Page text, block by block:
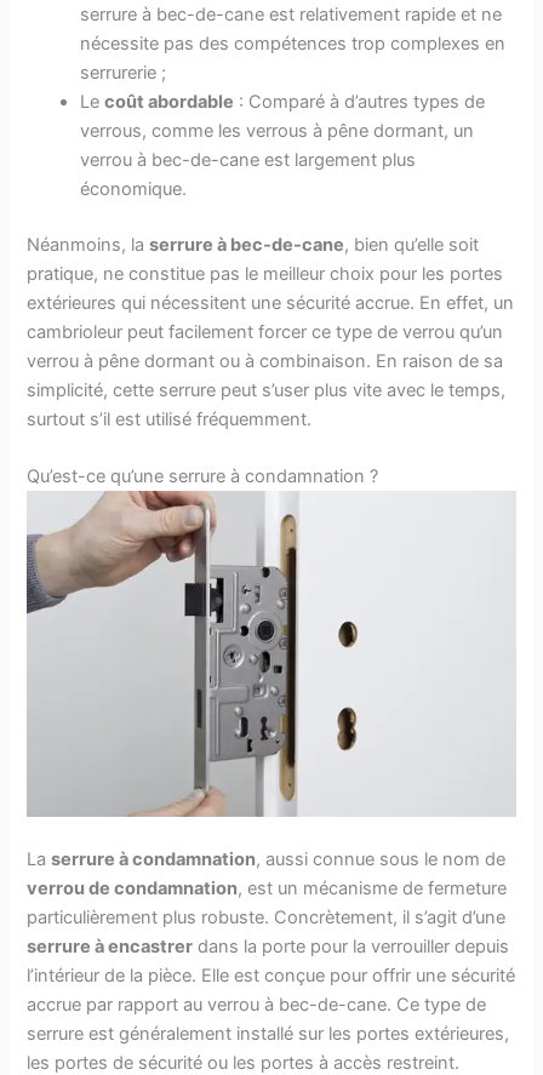
serrure à bec-de-cane est relativement rapide et ne
nécessite pas des compétences trop complexes en
serrurerie ;
Lecoût abordable : Comparé à d’autres types de
verrous, comme les verrous à pêne dormant, un
verrou à bec-de-cane est largement plus
économique.
Néanmoins, laserrure à bec-de-cane, bien qu’elle soit
pratique, ne constitue pas le meilleur choix pour les portes
extérieures qui nécessitent une sécurité accrue. En effet, un
cambrioleur peut facilement forcer ce type de verrou qu’un
verrou à pêne dormant ou à combinaison. En raison de sa
simplicité, cette serrure peut s’user plus vite avec le temps,
surtout s’il est utilisé fréquemment.
Qu’est-ce qu’une serrure à condamnation ?
Laserrure à condamnation, aussi connue sous le nom de
verrou de condamnation, est un mécanisme de fermeture
particulièrement plus robuste. Concrètement, il s’agit d’une
serrure à encastrer dans la porte pour la verrouiller depuis
l’intérieur de la pièce. Elle est conçue pour offrir une sécurité
accrue par rapport au verrou à bec-de-cane. Ce type de
serrure est généralement installé sur les portes extérieures,
les portes de sécurité ou les portes à accès restreint.